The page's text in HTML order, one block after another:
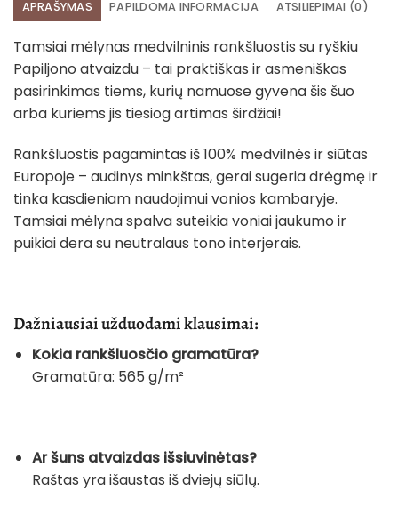
APRAŠYMAS PAPILDOMA INFORMACIJA ATSILIEPIMAI (0)
Tamsiai mėlynas medvilninis rankšluostis su ryškiu
Papiljono atvaizdu – tai praktiškas ir asmeniškas
pasirinkimas tiems, kurių namuose gyvena šis šuo
arba kuriems jis tiesiog artimas širdžiai!
Rankšluostis pagamintas iš 100% medvilnės ir siūtas
Europoje – audinys minkštas, gerai sugeria drėgmę ir
tinka kasdieniam naudojimui vonios kambaryje.
Tamsiai mėlyna spalva suteikia voniai jaukumo ir
puikiai dera su neutralaus tono interjerais.
Dažniausiai užduodami klausimai:
Kokia rankšluosčio gramatūra?
Gramatūra: 565 g/m²
Ar šuns atvaizdas išsiuvinėtas?
Raštas yra išaustas iš dviejų siūlų.